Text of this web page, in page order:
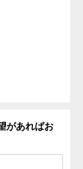
があればお